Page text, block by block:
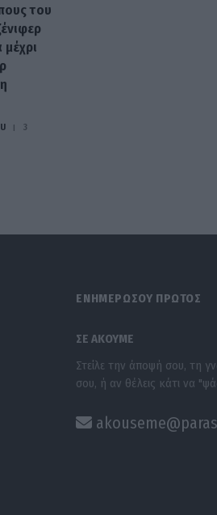
του
3
ΕΝΗΜΕΡΩΣΟΥ ΠΡΩΤΟΣ
ΣΕ ΑΚΟΥΜΕ
Στείλε την άποψή σου, τη
σου, ή αν θέλεις κάτι να